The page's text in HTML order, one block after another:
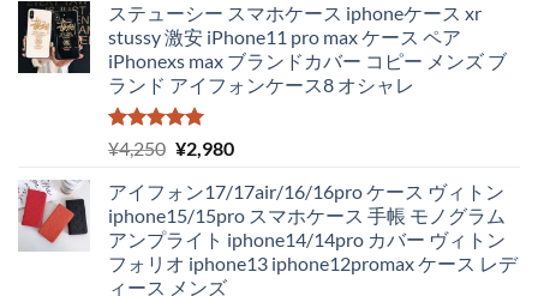
ステューシー スマホケース iphoneケース xr
stussy 激安 iPhone11 pro max ケース ペア
iPhonexs max ブランドカバー コピー メンズ ブ
ランド アイフォンケース8 オシャレ
5段階中
5.00
の評価
¥4,250 元
価
格
は
¥4,250
¥2,980現
の
価
格
は
アイフォン17/17air/16/16pro ケース ヴィトン
iphone15/15pro スマホケース 手帳 モノグラム
アンプライト iphone14/14pro カバー ヴィトン
フォリオ iphone13 iphone12promax ケース レデ
ィース メンズ